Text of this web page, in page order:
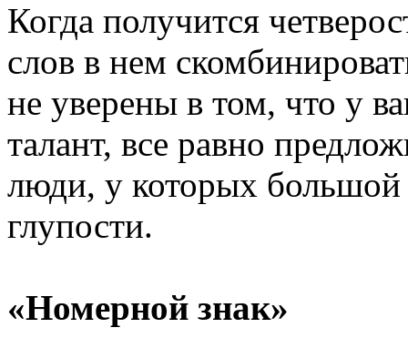
Когда получится
слов в нем
не уверены в том, что у
талант, все равно
люди, у которых большой
глупости.
«Номерной знак»